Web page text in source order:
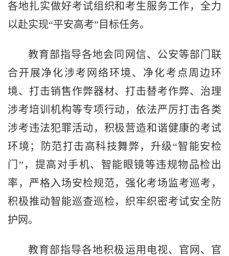
各地扎实做好考试组织和考生服务工作，全力
以赴实现“平安高考”目标任务。
教育部指导各地会同网信、公安等部门联
合开展净化涉考网络环境、净化考点周边环
境、打击销售作弊器材、打击替考作弊、治理
涉考培训机构等专项行动，依法严厉打击各类
涉考违法犯罪活动，积极营造和谐健康的考试
环境；防范打击高科技舞弊，升级“智能安检
门”，提高对手机、智能眼镜等违规物品检出
率，严格入场安检规范，强化考场监考巡考，
积极推动智能巡查巡检，织牢织密考试安全防
护网。
教育部指导各地积极运用电视、官网、官